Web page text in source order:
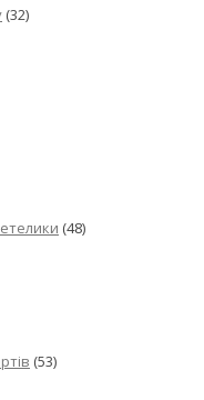
(32)
(48)
(53)